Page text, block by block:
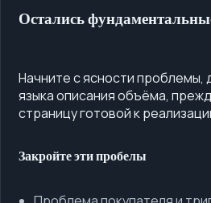
Остались
Начните с ясности проблемы,
языка описания объёма,
страницу готовой к
Закройте эти пробелы